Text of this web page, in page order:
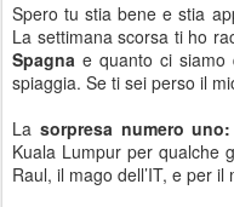
Spero tu stia bene e stia
La settimana scorsa ti ho
Spagna e quanto ci siamo
spiaggia. Se ti sei perso il
La sorpresa numero uno:
Kuala Lumpur per qualche
Raul, il mago dell’IT, e per